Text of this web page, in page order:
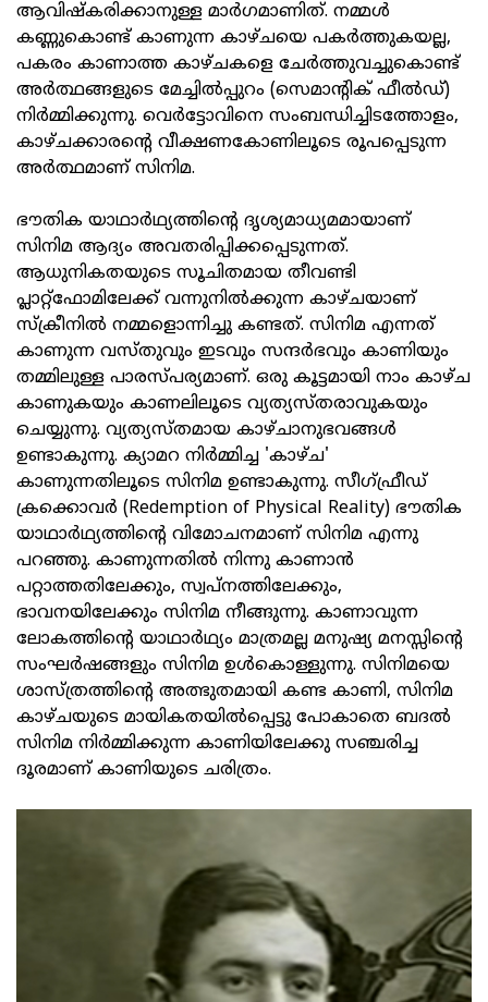
ആവിഷ്‌കരിക്കാനുള്ള മാർഗമാണിത്. നമ്മൾ
കണ്ണുകൊണ്ട് കാണുന്ന കാഴ്ചയെ പകർത്തുകയല്ല,
പകരം കാണാത്ത കാഴ്ചകളെ ചേർത്തുവച്ചുകൊണ്ട്
അർത്ഥങ്ങളുടെ മേച്ചിൽപ്പുറം (സെമാന്റിക് ഫീൽഡ്)
നിർമ്മിക്കുന്നു. വെർട്ടോവിനെ സംബന്ധിച്ചിടത്തോളം,
കാഴ്ചക്കാരന്റെ വീക്ഷണകോണിലൂടെ രൂപപ്പെടുന്ന
അർത്ഥമാണ് സിനിമ.
ഭൗതിക യാഥാർഥ്യത്തിന്റെ ദൃശ്യമാധ്യമമായാണ്
സിനിമ ആദ്യം അവതരിപ്പിക്കപ്പെടുന്നത്.
ആധുനികതയുടെ സൂചിതമായ തീവണ്ടി
പ്ലാറ്റ്‌ഫോമിലേക്ക് വന്നുനിൽക്കുന്ന കാഴ്ചയാണ്
സ്‌ക്രീനിൽ നമ്മളൊന്നിച്ചു കണ്ടത്. സിനിമ എന്നത്
കാണുന്ന വസ്തുവും ഇടവും സന്ദർഭവും കാണിയും
തമ്മിലുള്ള പാരസ്പര്യമാണ്. ഒരു കൂട്ടമായി നാം കാഴ്ച
കാണുകയും കാണലിലൂടെ വ്യത്യസ്തരാവുകയും
ചെയ്യുന്നു. വ്യത്യസ്തമായ കാഴ്ചാനുഭവങ്ങൾ
ഉണ്ടാകുന്നു. ക്യാമറ നിർമ്മിച്ച 'കാഴ്ച'
കാണുന്നതിലൂടെ സിനിമ ഉണ്ടാകുന്നു. സീഗ്ഫ്രീഡ്
ക്രക്കൊവർ (Redemption of Physical Reality) ഭൗതിക
യാഥാർഥ്യത്തിന്റെ വിമോചനമാണ് സിനിമ എന്നു
പറഞ്ഞു. കാണുന്നതിൽ നിന്നു കാണാൻ
പറ്റാത്തതിലേക്കും, സ്വപ്നത്തിലേക്കും,
ഭാവനയിലേക്കും സിനിമ നീങ്ങുന്നു. കാണാവുന്ന
ലോകത്തിന്റെ യാഥാർഥ്യം മാത്രമല്ല മനുഷ്യ മനസ്സിന്റെ
സംഘർഷങ്ങളും സിനിമ ഉൾകൊള്ളുന്നു. സിനിമയെ
ശാസ്ത്രത്തിന്റെ അത്ഭുതമായി കണ്ട കാണി, സിനിമ
കാഴ്ചയുടെ മായികതയിൽപ്പെട്ടു പോകാതെ ബദൽ
സിനിമ നിർമ്മിക്കുന്ന കാണിയിലേക്കു സഞ്ചരിച്ച
ദൂരമാണ് കാണിയുടെ ചരിത്രം.